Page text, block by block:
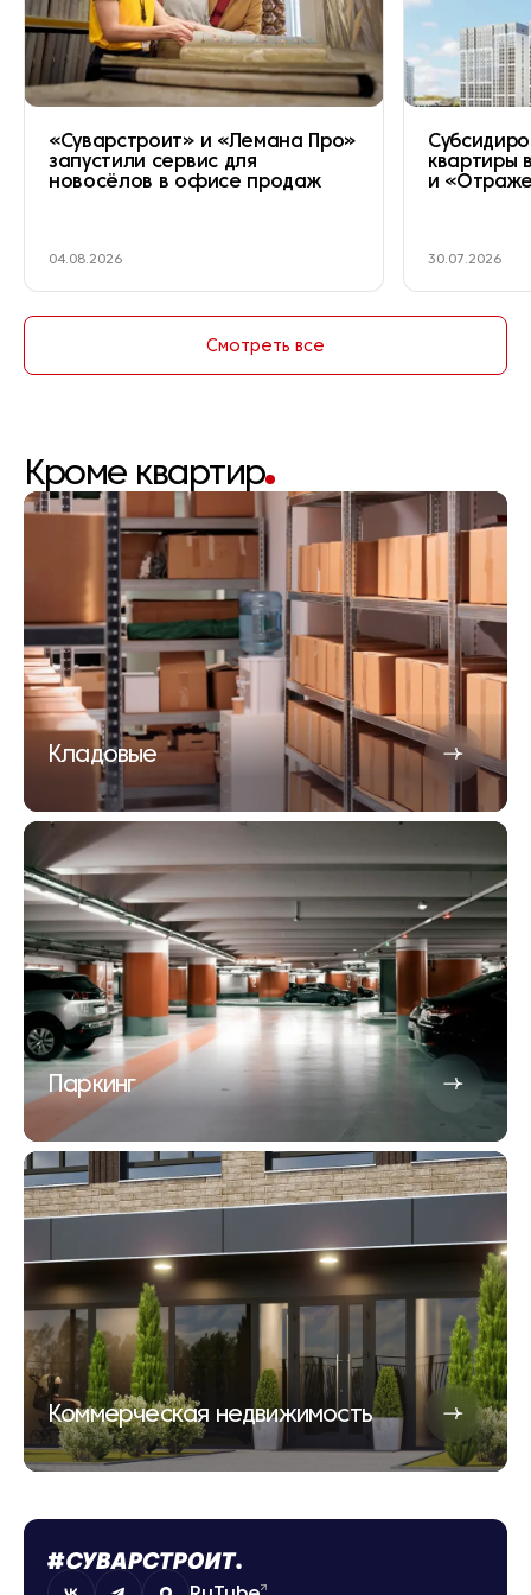
Смотреть все
«Суварстроит» и «Лемана Про»
запустили сервис для
новосёлов в офисе продаж
04.08.2026
квартиры
и
30.07.2026
Кроме квартир
Кладовые
Паркинг
Коммерческая недвижимость